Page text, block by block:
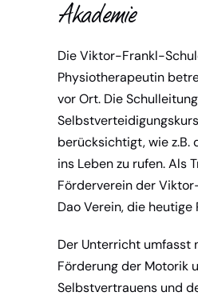
Akademie
DieViktor-Frankl-
Physiotherapeutin
vor Ort. Die
berücksichtigt, wie z.B.
ins Leben zu rufen. Als
Förderverein der
Dao Verein, die heutige
Der Unterricht umfasst
Förderung der Motorik
Selbstvertrauens und